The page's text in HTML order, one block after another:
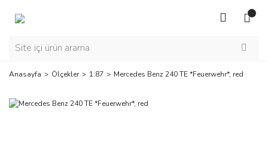
Anasayfa Ölçekler 1:87 Mercedes Benz 240 TE *Feuerwehr*, red